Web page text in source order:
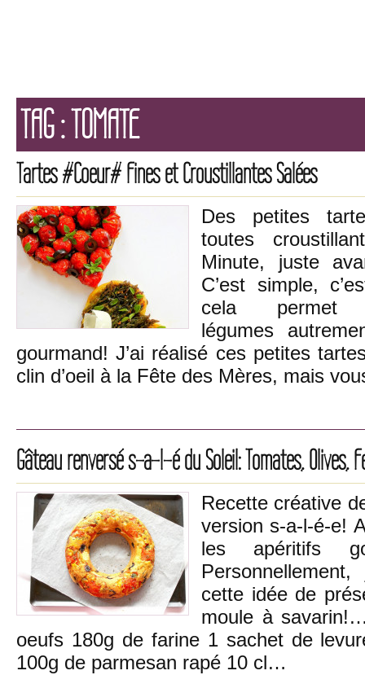
TAG : TOMATE
Tartes #Coeur# Fines et Croustillantes Salées
Des petites
toutes
Minute, juste
C’est simple,
cela
légumes
gourmand! J’ai réalisé ces petites
clin d’oeil à la Fête des Mères, mais
Gâteau renversé s-a-l-é du Soleil: Tomates, Olives,
Recette créative
version s-a-l-é-e!
les apéritifs
cette idée de
moule à
oeufs 180g de farine 1 sachet de
100g de parmesan rapé 10 cl…